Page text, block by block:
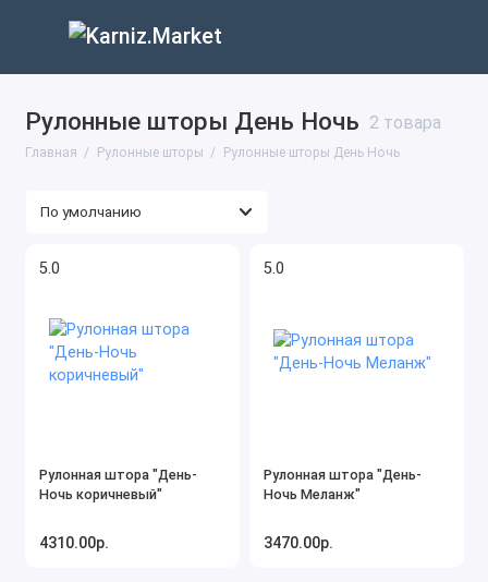
Рулонные шторы День Ночь 2 товара
Главная Рулонные шторы Рулонные шторы День Ночь
5.0
Рулонная штора "День-
Ночь коричневый"
4310.00р.
5.0
Рулонная штора "День-
Ночь Меланж"
3470.00р.